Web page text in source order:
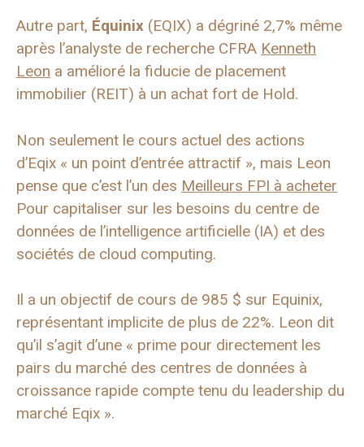
Autre part, Équinix (EQIX) a dégriné 2,7% même
après l’analyste de recherche CFRA Kenneth
Leon a amélioré la fiducie de placement
immobilier (REIT) à un achat fort de Hold.
Non seulement le cours actuel des actions
d’Eqix « un point d’entrée attractif », mais Leon
pense que c’est l’un des Meilleurs FPI à acheter
Pour capitaliser sur les besoins du centre de
données de l’intelligence artificielle (IA) et des
sociétés de cloud computing.
Il a un objectif de cours de 985 $ sur Equinix,
représentant implicite de plus de 22%. Leon dit
qu’il s’agit d’une « prime pour directement les
pairs du marché des centres de données à
croissance rapide compte tenu du leadership du
marché Eqix ».